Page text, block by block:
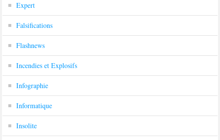
Expert
Falsifications
Flashnews
Incendies et Explosifs
Infographie
Informatique
Insolite